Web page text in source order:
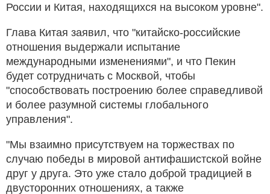
России и Китая, находящихся на высоком уровне".
Глава Китая заявил, что "китайско-российские
отношения выдержали испытание
международными изменениями", и что Пекин
будет сотрудничать с Москвой, чтобы
"способствовать построению более справедливой
и более разумной системы глобального
управления".
"Мы взаимно присутствуем на торжествах по
случаю победы в мировой антифашистской войне
друг у друга. Это уже стало доброй традицией в
двусторонних отношениях, а также